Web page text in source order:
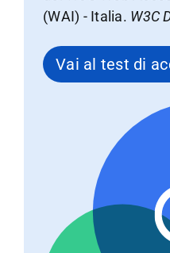
(WAI) - Italia. W3C
Vai al test di